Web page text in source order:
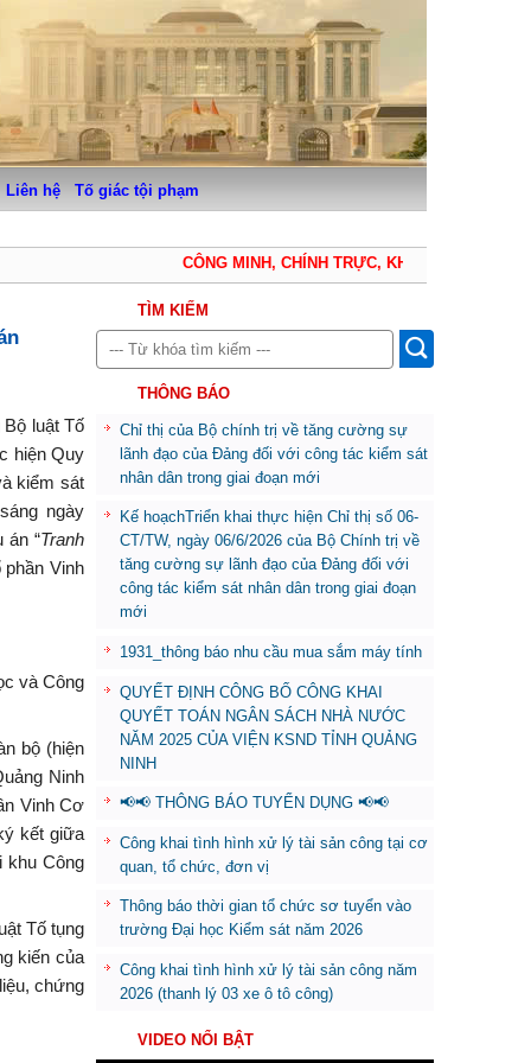
Liên hệ Tố giác tội phạm
CÔNG MINH, CHÍNH TRỰC, KHÁCH QUAN, THẬN
luật Tố
hiện Quy
kiểm sát
ngày
án “Tranh
Vinh
và Công
bộ (hiện
Ninh
Vinh Cơ
kết giữa
khu Công
Tố tụng
kiến của
chứng
TÌM KIẾM
THÔNG BÁO
Chỉ thị của Bộ chính trị về tăng cường sự
lãnh đạo của Đảng đối với công tác kiểm sát
nhân dân trong giai đoạn mới
Kế hoạchTriển khai thực hiện Chỉ thị số 06-
CT/TW, ngày 06/6/2026 của Bộ Chính trị về
tăng cường sự lãnh đạo của Đảng đối với
công tác kiểm sát nhân dân trong giai đoạn
mới
1931_thông báo nhu cầu mua sắm máy tính
QUYẾT ĐỊNH CÔNG BỐ CÔNG KHAI
QUYẾT TOÁN NGÂN SÁCH NHÀ NƯỚC
NĂM 2025 CỦA VIỆN KSND TỈNH QUẢNG
NINH
📢📢 THÔNG BÁO TUYỂN DỤNG 📢📢
Công khai tình hình xử lý tài sản công tại cơ
quan, tổ chức, đơn vị
Thông báo thời gian tổ chức sơ tuyển vào
trường Đại học Kiểm sát năm 2026
Công khai tình hình xử lý tài sản công năm
2026 (thanh lý 03 xe ô tô công)
VIDEO NỔI BẬT